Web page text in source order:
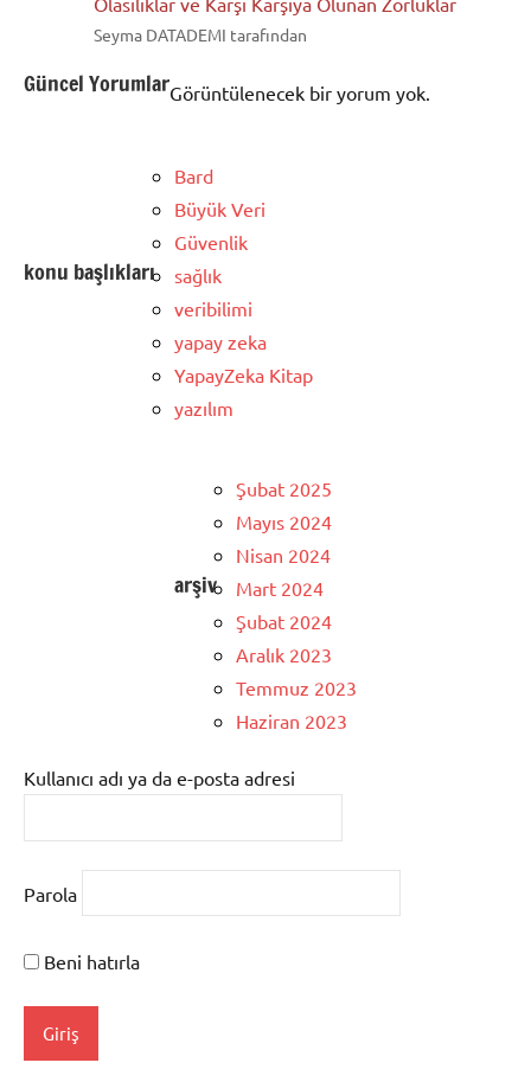
Seyma DATADEMI tarafından
Güncel YorumlarGörüntülenecek bir yorum yok.
konu başlıkları
Bard
Büyük Veri
Güvenlik
sağlık
veribilimi
yapay zeka
YapayZeka Kitap
yazılım
arşiv
Şubat 2025
Mayıs 2024
Nisan 2024
Mart 2024
Şubat 2024
Aralık 2023
Temmuz 2023
Haziran 2023
Kullanıcı adı ya da e-posta adresi
Parola
Beni hatırla